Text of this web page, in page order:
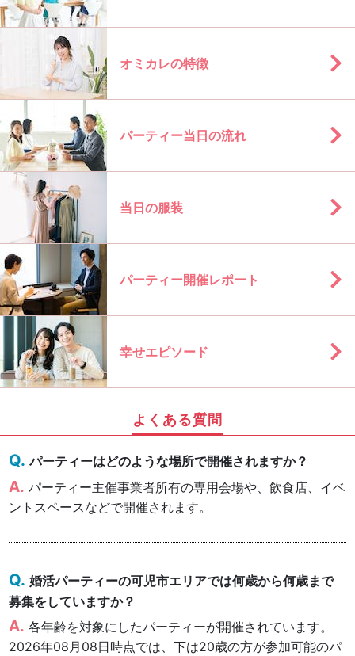
オミカレの特徴
パーティー当日の流れ
当日の服装
パーティー開催レポート
幸せエピソード
よくある質問
パーティーはどのような場所で開催されますか？
パーティー主催事業者所有の専用会場や、飲食店、イベ
ントスペースなどで開催されます。
婚活パーティーの可児市エリアでは何歳から何歳まで
募集をしていますか？
各年齢を対象にしたパーティーが開催されています。
2026年08月08日時点では、下は20歳の方が参加可能のパ